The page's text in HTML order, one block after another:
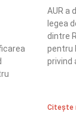
AUR a
legea
dintre
pentru
privind
Citește